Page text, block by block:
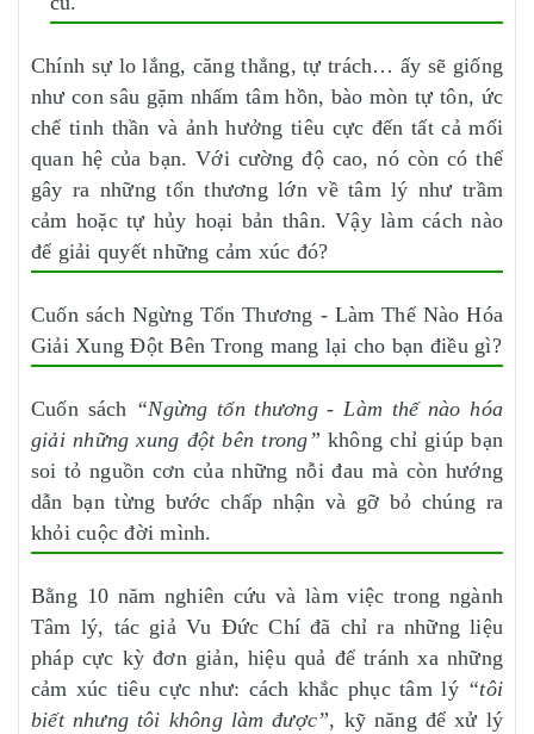
Chính sự lo lắng, căng thẳng, tự trách… ấy sẽ giống
như con sâu gặm nhấm tâm hồn, bào mòn tự tôn, ức
chế tinh thần và ảnh hưởng tiêu cực đến tất cả mối
quan hệ của bạn. Với cường độ cao, nó còn có thể
gây ra những tổn thương lớn về tâm lý như trầm
cảm hoặc tự hủy hoại bản thân. Vậy làm cách nào
để giải quyết những cảm xúc đó?
Cuốn sách Ngừng Tổn Thương - Làm Thế Nào Hóa
Giải Xung Đột Bên Trong mang lại cho bạn điều gì?
Cuốn sách “Ngừng tổn thương - Làm thế nào hóa
giải những xung đột bên trong” không chỉ giúp bạn
soi tỏ nguồn cơn của những nỗi đau mà còn hướng
dẫn bạn từng bước chấp nhận và gỡ bỏ chúng ra
khỏi cuộc đời mình.
Bằng 10 năm nghiên cứu và làm việc trong ngành
Tâm lý, tác giả Vu Đức Chí đã chỉ ra những liệu
pháp cực kỳ đơn giản, hiệu quả để tránh xa những
cảm xúc tiêu cực như: cách khắc phục tâm lý “tôi
biết nhưng tôi không làm được”, kỹ năng để xử lý